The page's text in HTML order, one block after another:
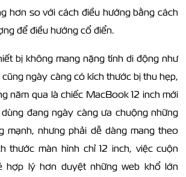
hơn so với cách điều hướng bằng cách
để điều hướng cổ điển.
bị không mang nặng tính di động như
ngày càng có kích thước bị thu hẹp,
năm qua là chiếc MacBook 12 inch mới
đang ngày càng ưa chuộng những
mạnh, nhưng phải dễ dàng mang theo
thước màn hình chỉ 12 inch, việc cuộn
hợp lý hơn duyệt những web khổ lớn